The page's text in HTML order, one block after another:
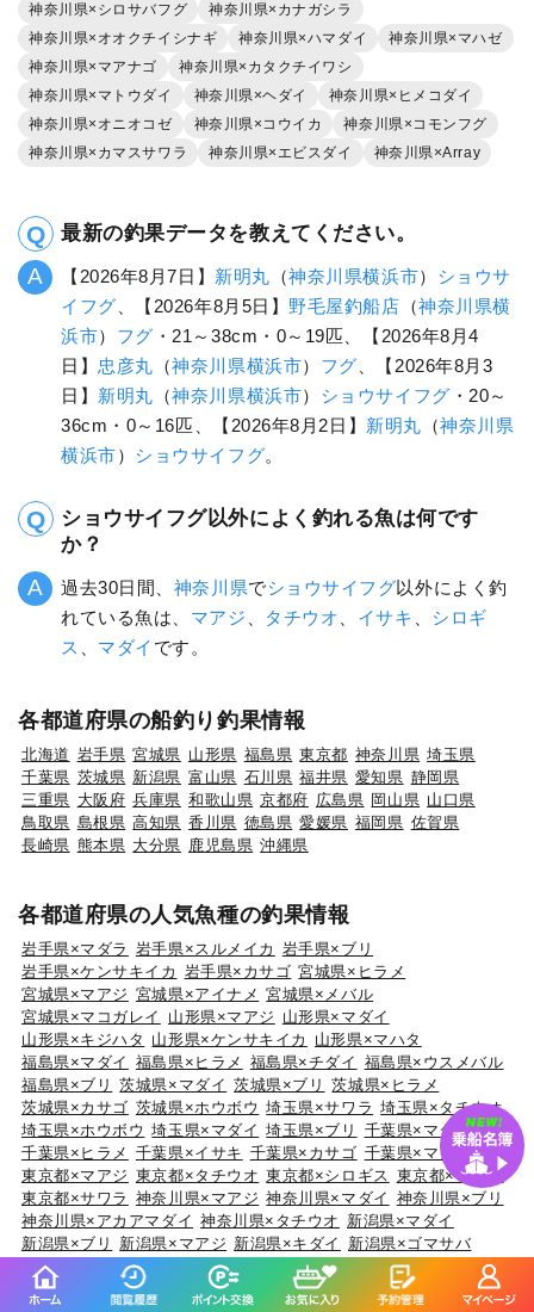
神奈川県×シロサバフグ
神奈川県×カナガシラ
神奈川県×オオクチイシナギ
神奈川県×ハマダイ
神奈川県×マハゼ
神奈川県×マアナゴ
神奈川県×カタクチイワシ
神奈川県×マトウダイ
神奈川県×ヘダイ
神奈川県×ヒメコダイ
神奈川県×オニオコゼ
神奈川県×コウイカ
神奈川県×コモンフグ
神奈川県×カマスサワラ
神奈川県×エビスダイ 神奈川県×Array
最新の釣果データを教えてください。
【2026年8月7日】 新明丸 （神奈川県横浜市） ショウサ
イフグ、【2026年8月5日】野毛屋釣船店 （神奈川県横
浜市） フグ ・21～38cm・0～19匹、【2026年8月4
日】忠彦丸 （神奈川県横浜市） フグ、【2026年8月3
日】 新明丸 （神奈川県横浜市） ショウサイフグ ・20～
36cm・0～16匹、【2026年8月2日】 新明丸 （神奈川県
横浜市） ショウサイフグ。
ショウサイフグ以外によく釣れる魚は何です
か？
過去30日間、 神奈川県でショウサイフグ以外によく釣
れている魚は、 マアジ 、 タチウオ、 イサキ 、 シロギ
ス 、 マダイ です。
各都道府県の船釣り釣果情報
北海道 岩手県 宮城県 山形県 福島県 東京都 神奈川県 埼玉県
千葉県 茨城県 新潟県 富山県 石川県 福井県 愛知県 静岡県
三重県 大阪府 兵庫県 和歌山県 京都府 広島県 岡山県 山口県
鳥取県 島根県 高知県 香川県 徳島県 愛媛県 福岡県 佐賀県
長崎県 熊本県 大分県 鹿児島県 沖縄県
各都道府県の人気魚種の釣果情報
岩手県×マダラ 岩手県×スルメイカ 岩手県×ブリ
岩手県×ケンサキイカ 岩手県×カサゴ 宮城県×ヒラメ
宮城県×マアジ 宮城県×アイナメ 宮城県×メバル
宮城県×マコガレイ
山形県×マアジ 山形県×マダイ
山形県×キジハタ 山形県×ケンサキイカ
山形県×マハタ
福島県×マダイ 福島県×ヒラメ 福島県×チダイ 福島県×ウスメバル
福島県×ブリ
茨城県×マダイ 茨城県×ブリ
茨城県×ヒラメ
茨城県×カサゴ 茨城県×ホウボウ 埼玉県×サワラ 埼玉県×タチウオ
埼玉県×ホウボウ 埼玉県×マダイ 埼玉県×ブリ
千葉県×マダイ
千葉県×ヒラメ 千葉県×イサキ 千葉県×カサゴ 千葉県×マアジ
東京都×マアジ 東京都×タチウオ 東京都×シロギス 東京都×マダコ
東京都×サワラ 神奈川県×マアジ 神奈川県×マダイ 神奈川県×ブリ
神奈川県×アカアマダイ 神奈川県×タチウオ 新潟県×マダイ
新潟県×ブリ
新潟県×マアジ 新潟県×キダイ
新潟県×ゴマサバ
富山県×アオリイカ
富山県×ブリ 富山県×マダイ
富山県×キジハタ
富山県×ウッカリカサゴ
石川県×ブリ
石川県×キジハタ